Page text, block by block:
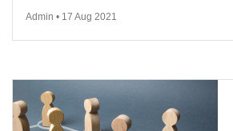
Admin • 17 Aug 2021